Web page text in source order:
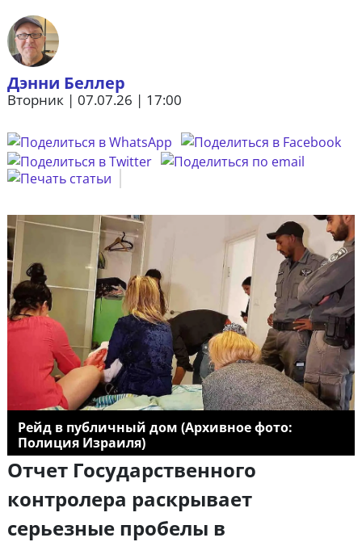
Дэнни Беллер
Вторник | 07.07.26 | 17:00
Рейд в публичный дом (Архивное фото:
Полиция Израиля)
Отчет Государственного
контролера раскрывает
серьезные пробелы в